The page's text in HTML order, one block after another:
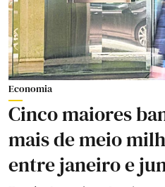
Economia
Cinco maiores
mais de meio
entre janeiro e